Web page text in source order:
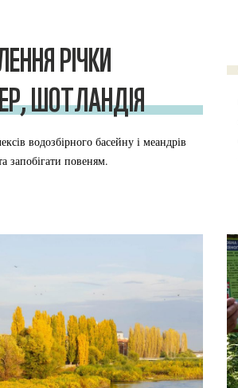
РІЧКИ
ШОТЛАНДІЯ
водозбірного басейну і меандрів
запобігати повеням.